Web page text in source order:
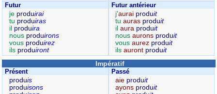
Futur
je produirai
tu produiras
il produira
nous produirons
vous produirez
ils produiront
Futur antérieur
j'aurai produit
tuauras produit
ilaura produit
nousaurons produit
vousaurez produit
ilsauront produit
Impératif
Présent
produis
produisons
Passé
aie produit
ayons produit